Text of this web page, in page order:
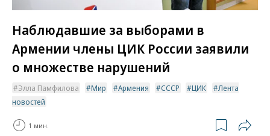
Наблюдавшие за выборами в
Армении члены ЦИК России заявили
о множестве нарушений
Элла Памфилова Мир Армения СССР ЦИК
Лента
новостей
1 мин.